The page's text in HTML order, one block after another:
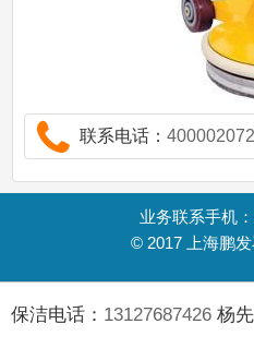
联系电话：
业务联系手机
© 2017
上海鹏
保洁电话： 13127687426 杨